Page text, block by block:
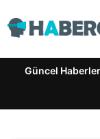
Güncel Haberler